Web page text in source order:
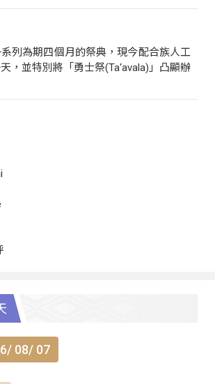
列為期四個月的祭典，現今配合族人工
，並特別將「勇士祭(Ta‘avala)」凸顯辦
08/ 07